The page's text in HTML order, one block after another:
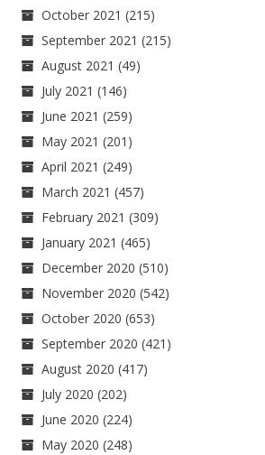
October 2021 (215)
September 2021 (215)
August 2021 (49)
July 2021 (146)
June 2021 (259)
May 2021 (201)
April 2021 (249)
March 2021 (457)
February 2021 (309)
January 2021 (465)
December 2020 (510)
November 2020 (542)
October 2020 (653)
September 2020 (421)
August 2020 (417)
July 2020 (202)
June 2020 (224)
May 2020 (248)